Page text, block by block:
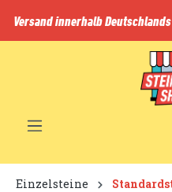
springen
Versand innerhalb
Einzelsteine